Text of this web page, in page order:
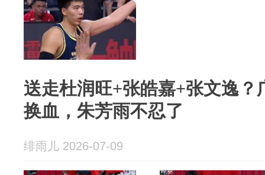
送走杜润旺+张皓嘉+张文逸？
换血，朱芳雨不忍了
绯雨儿 2026-07-09